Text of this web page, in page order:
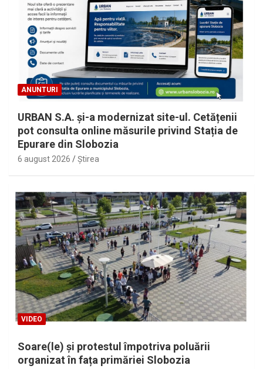
ANUNTURI
URBAN S.A. și-a modernizat site-ul. Cetățenii
pot consulta online măsurile privind Stația de
Epurare din Slobozia
6 august 2026 Ştirea
VIDEO
Soare(le) și protestul împotriva poluării
organizat în fața primăriei Slobozia